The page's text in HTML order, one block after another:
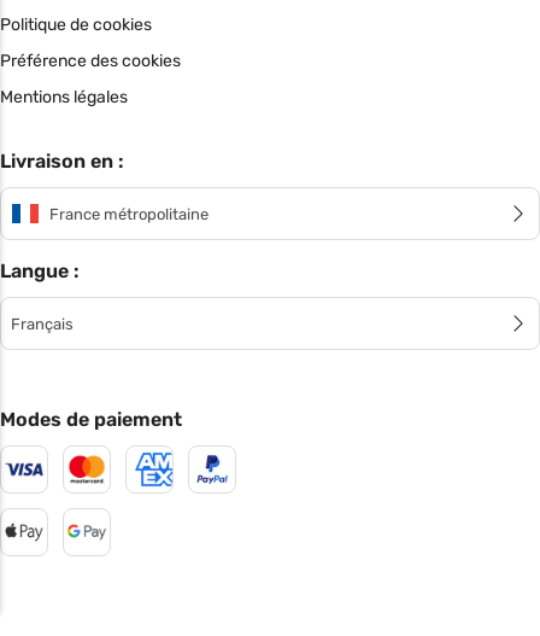
Politique de cookies
Préférence des cookies
Mentions légales
Livraison en :
France métropolitaine
Langue :
Français
Modes de paiement